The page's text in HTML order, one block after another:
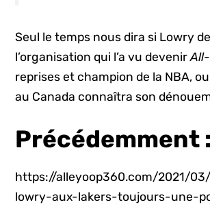
Seul le temps nous dira si Lowry
l’organisation qui l’a vu devenir
reprises et champion de la NBA,
au Canada connaîtra son
Précédemment :
https://alleyoop360.com/2021/
lowry-aux-lakers-toujours-une-